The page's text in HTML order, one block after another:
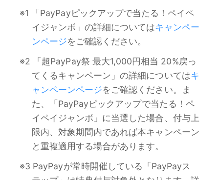
※1 「PayPayピックアップで当たる！ペイペ
イジャンボ」の詳細についてはキャンペー
ンページをご確認ください。
※2 「超PayPay祭 最大1,000円相当 20%戻っ
てくるキャンペーン」の詳細についてはキ
ャンペーンページをご確認ください。ま
た、「PayPayピックアップで当たる！ペ
イペイジャンボ」に当選した場合、付与上
限内、対象期間内であれば本キャンペーン
と重複適用する場合があります。
※3 PayPayが常時開催している「PayPayス